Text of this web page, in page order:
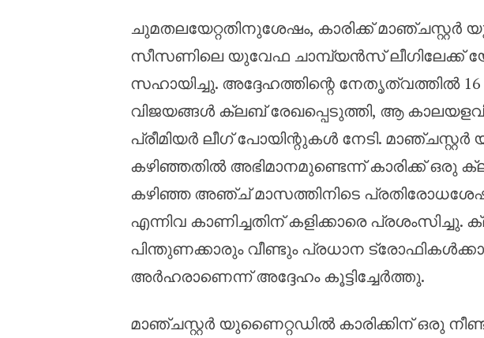
ചുമതലയേറ്റതിനുശേഷം, കാരിക്ക്
സീസണിലെ യുവേഫ ചാമ്പ്യൻസ് ലീഗിലേക്ക്
സഹായിച്ചു. അദ്ദേഹത്തിന്റെ നേതൃത്വത്തിൽ 16
വിജയങ്ങൾ ക്ലബ് രേഖപ്പെടുത്തി, ആ
പ്രീമിയർ ലീഗ് പോയിന്റുകൾ നേടി.
കഴിഞ്ഞതിൽ അഭിമാനമുണ്ടെന്ന് കാരിക്ക്
കഴിഞ്ഞ അഞ്ച് മാസത്തിനിടെ
എന്നിവ കാണിച്ചതിന് കളിക്കാരെ പ്രശംസിച്ചു.
പിന്തുണക്കാരും വീണ്ടും പ്രധാന
അർഹരാണെന്ന് അദ്ദേഹം കൂട്ടിച്ചേർത്തു.
മാഞ്ചസ്റ്റർ യുണൈറ്റഡിൽ കാരിക്കിന് ഒരു